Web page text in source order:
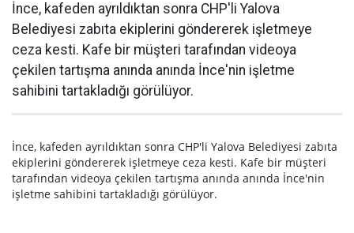
İnce, kafeden ayrıldıktan sonra CHP'li Yalova
Belediyesi zabıta ekiplerini göndererek işletmeye
ceza kesti. Kafe bir müşteri tarafından videoya
çekilen tartışma anında anında İnce'nin işletme
sahibini tartakladığı görülüyor.
İnce, kafeden ayrıldıktan sonra CHP'li Yalova Belediyesi zabıta
ekiplerini göndererek işletmeye ceza kesti. Kafe bir müşteri
tarafından videoya çekilen tartışma anında anında İnce'nin
işletme sahibini tartakladığı görülüyor.